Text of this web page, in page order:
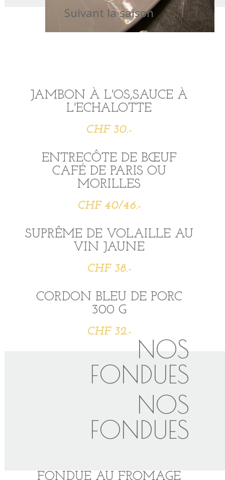
Suivant la saison
JAMBON À L'OS,SAUCE À
L'ECHALOTTE
CHF 30.-
ENTRECÔTE DE BŒUF
CAFÉ DE PARIS OU
MORILLES
CHF 40/46.-
SUPRÊME DE VOLAILLE AU
VIN JAUNE
CHF 38.-
CORDON BLEU DE PORC
300 G
CHF 32.-
NOS
FONDUES
NOS
FONDUES
FONDUE AU FROMAGE